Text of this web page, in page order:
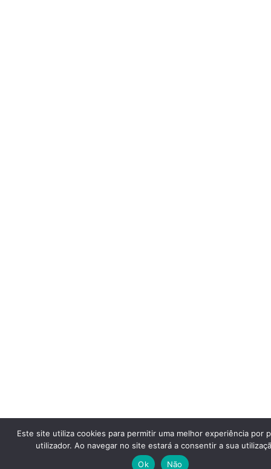
Este site utiliza cookies para permitir uma melhor experiência por
utilizador. Ao navegar no site estará a consentir a sua
Ok
Não